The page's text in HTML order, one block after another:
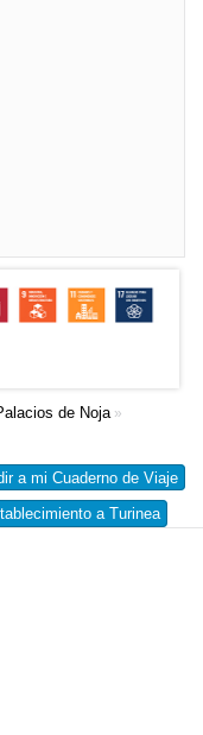
de Noja»
a mi Cuaderno de Viaje
a Turinea